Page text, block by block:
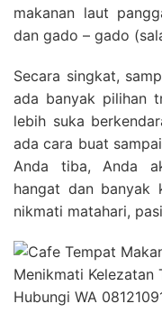
makanan laut
dan gado – gado
Secara singkat,
ada banyak pilihan
lebih suka
ada cara buat
Anda tiba, Anda
hangat dan banyak
nikmati matahari,